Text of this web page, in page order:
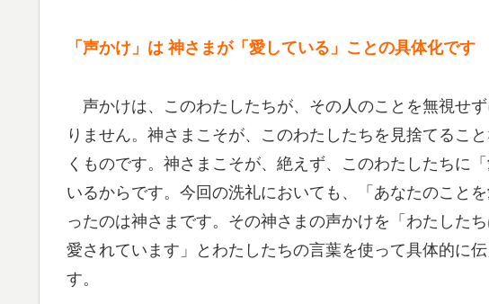
「声かけ」は 神さまが「愛している」ことの具体化です
声かけは、このわたしたちが、その人のことを無視せ
りません。神さまこそが、このわたしたちを見捨てるこ
くものです。神さまこそが、絶えず、このわたしたちに
いるからです。今回の洗礼においても、「あなたのこと
ったのは神さまです。その神さまの声かけを「わたした
愛されています」とわたしたちの言葉を使って具体的に
す。